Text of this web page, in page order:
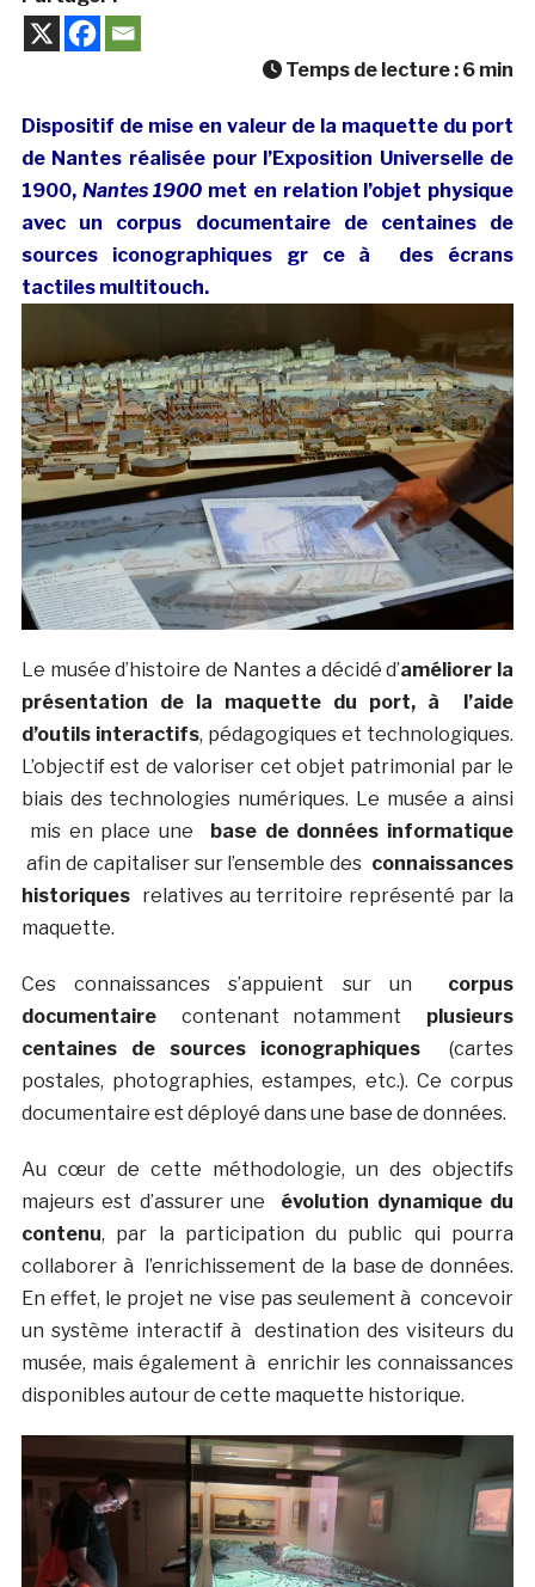
Temps de lecture : 6 min
Dispositif de mise en valeur de la maquette du port
de Nantes réalisée pour l’Exposition Universelle de
1900, Nantes 1900 met en relation l’objet physique
avec un corpus documentaire de centaines de
sources iconographiques gr ce à des écrans
tactiles multitouch.
Le musée d’histoire de Nantes a décidé d’améliorer la
présentation de la maquette du port, à l’aide
d’outils interactifs, pédagogiques et technologiques.
L’objectif est de valoriser cet objet patrimonial par le
biais des technologies numériques. Le musée a ainsi
mis en place une
base de données informatique
afin de capitaliser sur l’ensemble des connaissances
historiquesrelatives au territoire représenté par la
maquette.
Ces connaissances s’appuient sur un corpus
documentairecontenant notamment plusieurs
centaines de sources iconographiques (cartes
postales, photographies, estampes, etc.). Ce corpus
documentaire est déployé dans une base de données.
Au cœur de cette méthodologie, un des objectifs
majeurs est d’assurer une évolution dynamique du
contenu, par la participation du public qui pourra
collaborer à l’enrichissement de la base de données.
En effet, le projet ne vise pas seulement à concevoir
un système interactif à destination des visiteurs du
musée, mais également à enrichir les connaissances
disponibles autour de cette maquette historique.